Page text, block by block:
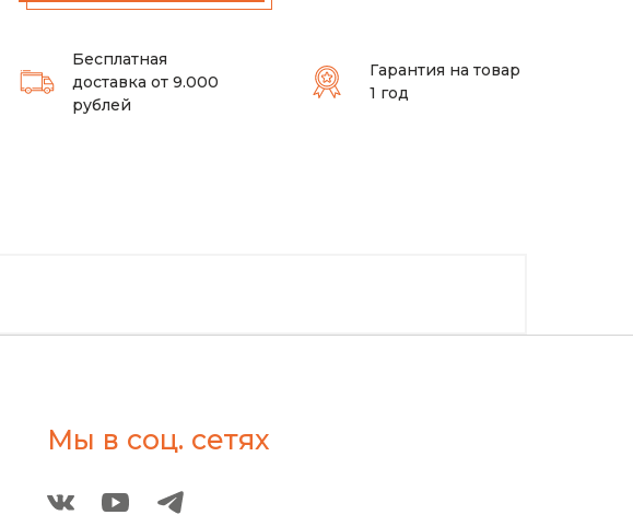
Бесплатная
доставка от 9.000
рублей
Гарантия на товар
1 год
Мы в соц. сетях